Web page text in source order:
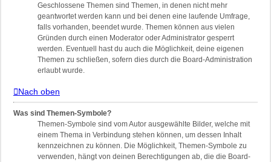
Geschlossene Themen sind Themen, in denen nicht mehr
geantwortet werden kann und bei denen eine laufende Umfrage,
falls vorhanden, beendet wurde. Themen können aus vielen
Gründen durch einen Moderator oder Administrator gesperrt
werden. Eventuell hast du auch die Möglichkeit, deine eigenen
Themen zu schließen, sofern dies durch die Board-Administration
erlaubt wurde.
Nach oben
Was sind Themen-Symbole?
Themen-Symbole sind vom Autor ausgewählte Bilder, welche mit
einem Thema in Verbindung stehen können, um dessen Inhalt
kennzeichnen zu können. Die Möglichkeit, Themen-Symbole zu
verwenden, hängt von deinen Berechtigungen ab, die die Board-